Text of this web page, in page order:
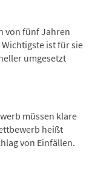
von fünf Jahren
ist für sie
umgesetzt
müssen klare
heißt
von Einfällen.